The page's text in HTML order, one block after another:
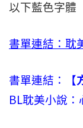
以下藍色字體
書單連結：耽
書單連結：【
BL耽美小說